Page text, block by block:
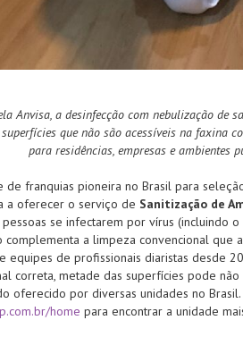
Anvisa, a desinfecção com nebulização de
que não são acessíveis na faxina
para residências, empresas e ambientes
de franquias pioneira no Brasil para
a oferecer o serviço de Sanitização de
se infectarem por vírus (incluindo o
complementa a limpeza convencional que
equipes de profissionais diaristas desde
correta, metade das superfícies pode
oferecido por diversas unidades no Brasil.
home para encontrar a unidade